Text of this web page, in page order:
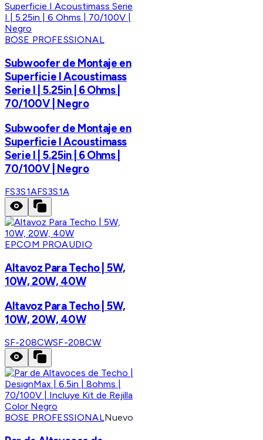
BOSE PROFESSIONAL
Subwoofer de Montaje en
Superficie I Acoustimass
Serie I | 5.25in | 6 Ohms |
70/100V | Negro
Subwoofer de Montaje en
Superficie I Acoustimass
Serie I | 5.25in | 6 Ohms |
70/100V | Negro
FS3S1AFS3S1A
EPCOM PROAUDIO
Altavoz Para Techo | 5W,
10W, 20W, 40W
Altavoz Para Techo | 5W,
10W, 20W, 40W
SF-208CWSF-208CW
BOSE PROFESSIONALNuevo